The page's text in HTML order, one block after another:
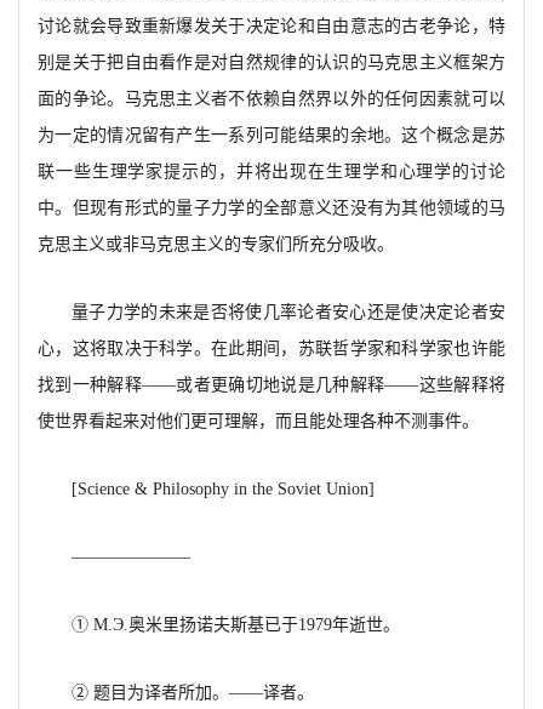
讨论就会导致重新爆发关于决定论和自由意志的古老争论，特
别是关于把自由看作是对自然规律的认识的马克思主义框架方
面的争论。马克思主义者不依赖自然界以外的任何因素就可以
为一定的情况留有产生一系列可能结果的余地。这个概念是苏
联一些生理学家提示的，并将出现在生理学和心理学的讨论
中。但现有形式的量子力学的全部意义还没有为其他领域的马
克思主义或非马克思主义的专家们所充分吸收。
量子力学的未来是否将使几率论者安心还是使决定论者安
心， 这将取决于科学。在此期间，苏联哲学家和科学家也许能
找到一种解释——或者更确切地说是几种解释——这些解释将
使世界看起来对他们更可理解，而且能处理各种不测事件。
[Science & Philosophy in the Soviet Union]
———————
① M.Э.奥米里扬诺夫斯基已于1979年逝世。
② 题目为译者所加。 ——译者。